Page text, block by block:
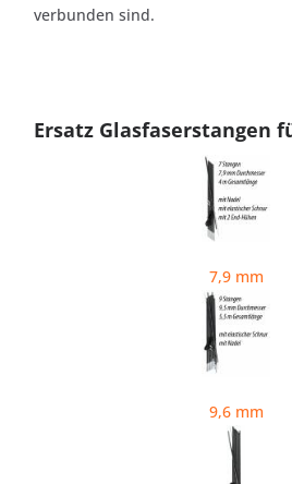
verbunden sind.
Ersatz Glasfaserstangen
7,9 mm
9,6 mm